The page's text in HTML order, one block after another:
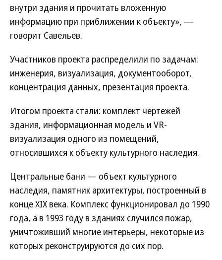
внутри здания и прочитать вложенную
информацию при приближении к объекту», —
говорит Савельев.
Участников проекта распределили по задачам:
инженерия, визуализация, документооборот,
концентрация данных, презентация проекта.
Итогом проекта стали: комплект чертежей
здания, информационная модель и VR-
визуализация одного из помещений,
относившихся к объекту культурного наследия.
Центральные бани — объект культурного
наследия, памятник архитектуры, построенный в
конце XIX века. Комплекс функционировал до 1990
года, а в 1993 году в зданиях случился пожар,
уничтоживший многие интерьеры, некоторые из
которых реконструируются до сих пор.